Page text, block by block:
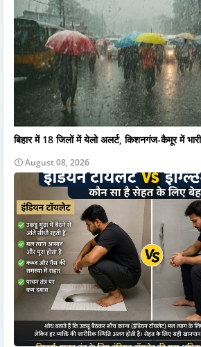
बिहार में 18 जिलों में येलो अलर्ट, किशनगंज-कैमूर में भारी
August 08, 2026